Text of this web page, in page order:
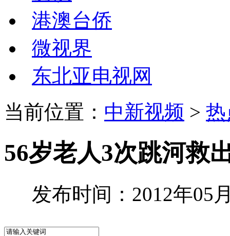
港澳台侨
微视界
东北亚电视网
当前位置： 中新视频 >
56岁老人3次跳河救
发布时间：2012年05